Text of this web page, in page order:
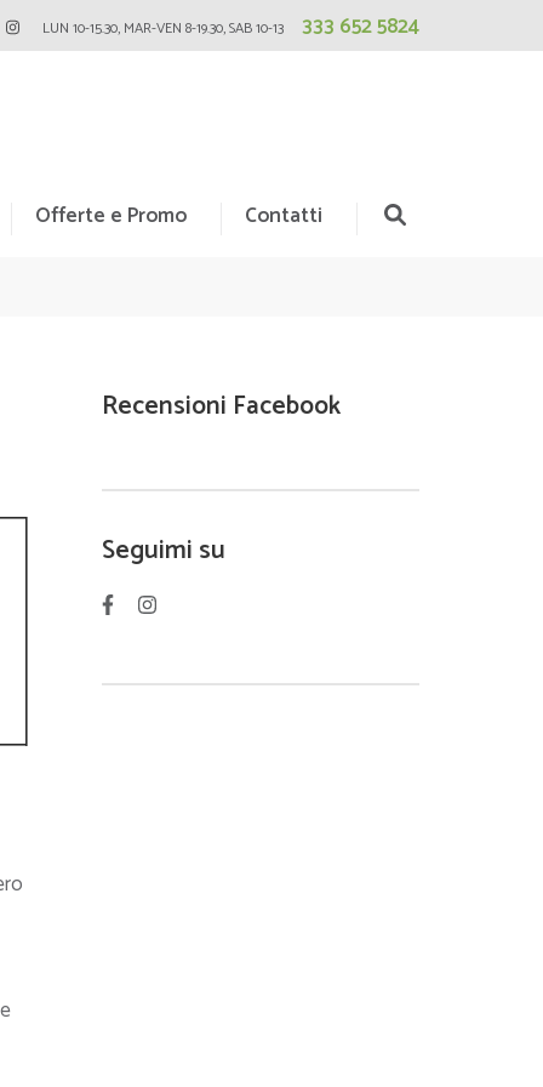
LUN 10-15.30, MAR-VEN 8-19.30, SAB 10-13 333 652 5824
Offerte e Promo Contatti
Recensioni Facebook
Seguimi su